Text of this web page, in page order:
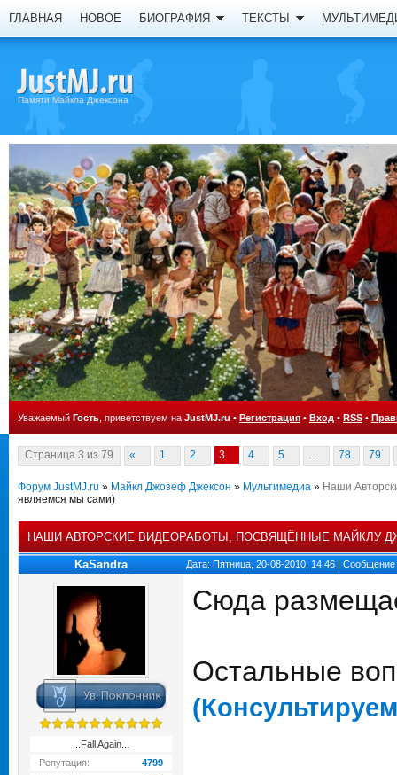
ГЛАВНАЯ НОВОЕ БИОГРАФИЯ ТЕКСТЫ
Памяти Майкла Джексона
Уважаемый Гость , приветствуем на JustMJ.ru • Регистрация • Вход • RSS •
Страница 3 из 79 « 1 2 3 4 5 … 78 79
Форум JustMJ.ru » Майкл Джозеф Джексон » Мультимедиа » Наши
являемся мы сами)
НАШИ АВТОРСКИЕ ВИДЕОРАБОТЫ, ПОСВЯЩЁННЫЕ МАЙКЛУ
KaSandra Дата: Пятница, 20-08-2010, 14:46 |
...Fall Again...
Репутация:
4799
Сюда
Остальные